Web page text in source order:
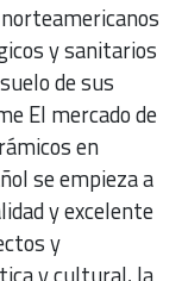
y sanitarios
de sus
El mercado de
en
se empieza a
y excelente
y